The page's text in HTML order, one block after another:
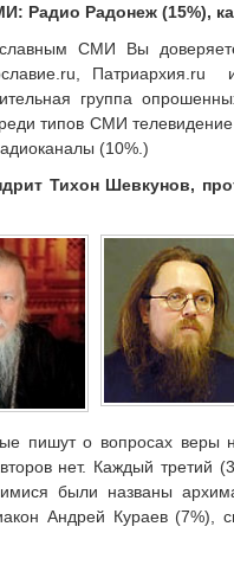
Радио Радонеж (15%),
СМИ Вы
группа
типов СМИ
(10%.)
Тихон Шевкунов,
пишут о вопросах веры
нет. Каждый третий
были названы
Андрей Кураев (7%),